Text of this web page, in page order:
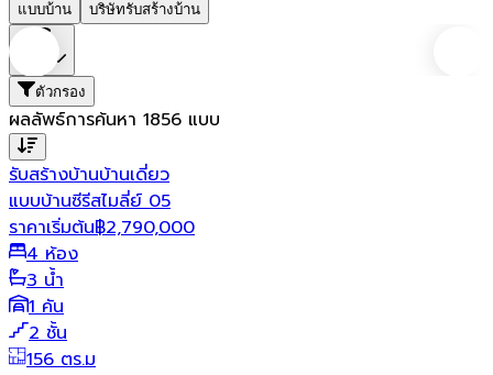
แบบบ้าน บริษัทรับสร้างบ้าน
ตัวกรอง
ผลลัพธ์การค้นหา 1856 แบบ
รับสร้างบ้านบ้านเดี่ยว
แบบบ้านซีรีสไมลี่ย์ 05
ราคาเริ่มต้น฿2,790,000
4 ห้อง
3 น้ำ
1 คัน
2 ชั้น
156 ตร.ม